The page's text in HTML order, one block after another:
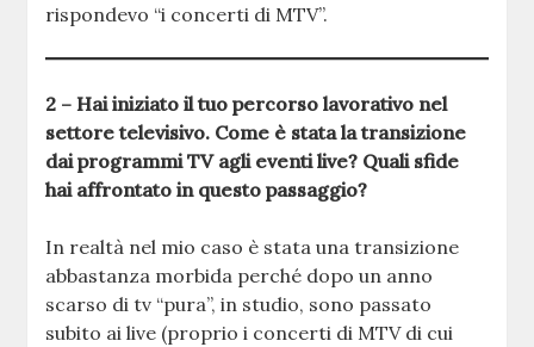
rispondevo “i concerti di MTV”.
2 – Hai iniziato il tuo percorso lavorativo nel
settore televisivo. Come è stata la transizione
dai programmi TV agli eventi live? Quali sfide
hai affrontato in questo passaggio?
In realtà nel mio caso è stata una transizione
abbastanza morbida perché dopo un anno
scarso di tv “pura”, in studio, sono passato
subito ai live (proprio i concerti di MTV di cui